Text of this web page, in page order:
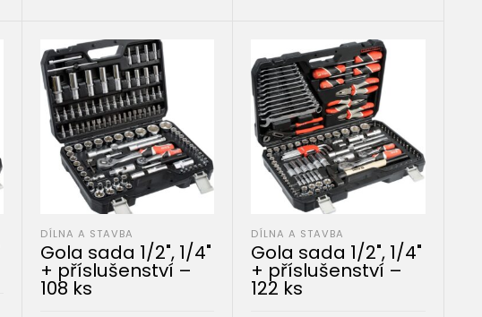
DÍLNA A STAVBA
Gola sada 1/2", 1/4"
+ příslušenství –
108 ks
DÍLNA A STAVBA
Gola sada 1/2", 1/4"
+ příslušenství –
122 ks